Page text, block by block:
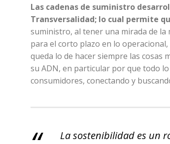
Las cadenas de suministro
Transversalidad; lo cual permite
suministro, al tener una mirada de
para el corto plazo en lo
queda lo de hacer siempre las cosas
su ADN, en particular por que todo
consumidores, conectando y
La sostenibilidad es un